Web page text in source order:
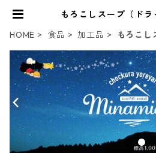
もろこしスープ（ド
HOME
食品 加工品 もろこし